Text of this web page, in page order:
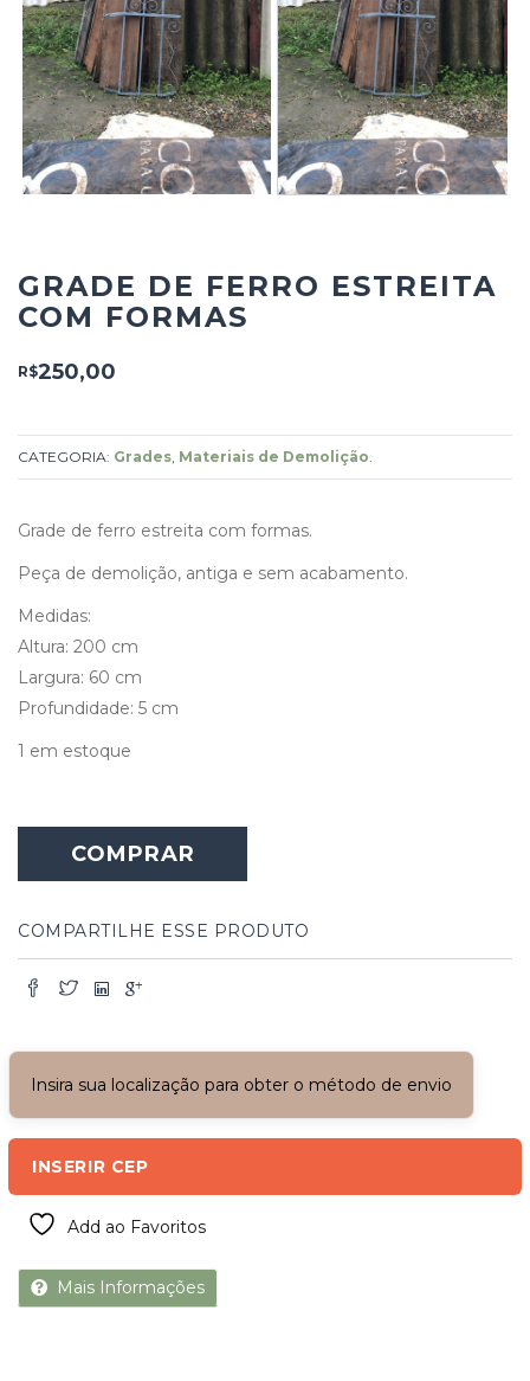
GRADE DE FERRO ESTREITA
COM FORMAS
R$250,00
CATEGORIA: Grades Materiais de Demolição
Grade de ferro estreita com formas.
Peça de demolição, antiga e sem acabamento.
Medidas:
Altura: 200 cm
Largura: 60 cm
Profundidade: 5 cm
1 em estoque
COMPRAR
COMPARTILHE ESSE PRODUTO
Insira sua localização para obter o método de envio
INSERIR CEP
Add ao Favoritos
Mais Informações